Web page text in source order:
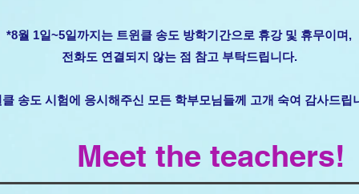
*8월 1일~5일까지는 트윈클 송도 방학기간으로 휴강 및 휴무이며,
전화도 연결되지 않는 점 참고 부탁드립니다.
송도 시험에 응시해주신 모든 학부모님들께 고개 숙여 감사드립
Meet the teachers!